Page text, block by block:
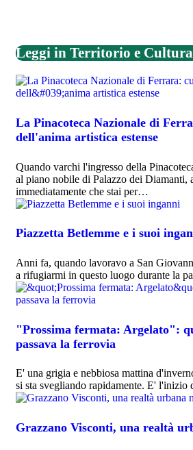
Leggi in Territorio e Cultura
La Pinacoteca Nazionale di
dell'anima artistica estense
Quando varchi l'ingresso della
al piano nobile di Palazzo dei Diamanti,
immediatamente che stai per…
Piazzetta Betlemme e i suoi
Anni fa, quando lavoravo a San
a rifugiarmi in questo luogo durante la
"Prossima fermata: Argelato":
passava la ferrovia
E' una grigia e nebbiosa mattina
si sta svegliando rapidamente. E'
Grazzano Visconti, una realtà